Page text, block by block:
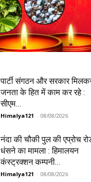
पार्टी संगठन और सरकार
जनता के हित में काम कर रहे :
सीएम...
Himalya121 - 08/08/2026
नंदा की चौकी पुल की एप्रोच
धंसने का मामला : हिमालयन
कंस्ट्रक्शन कम्पनी...
Himalya121 - 08/08/2026